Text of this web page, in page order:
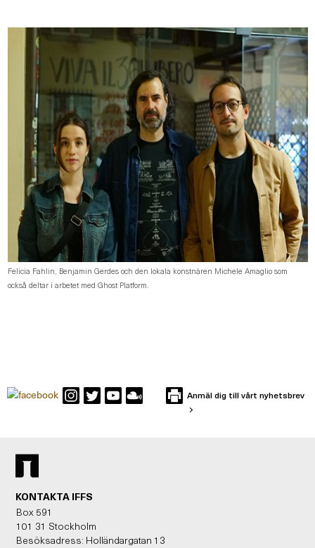
Felicia Fahlin, Benjamin Gerdes och den lokala konstnären Michele Amaglio som
också deltar i arbetet med Ghost Platform.
Anmäl dig till vårt nyhetsbrev
KONTAKTA IFFS
Box 591
101 31 Stockholm
Besöksadress: Holländargatan 13